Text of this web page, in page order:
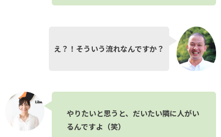
え？！そういう流れなんですか？
やりたいと思うと、だいたい隣に人がい
るんですよ（笑）